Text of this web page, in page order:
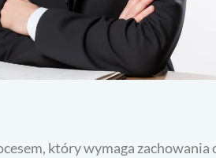
który wymaga zachowania